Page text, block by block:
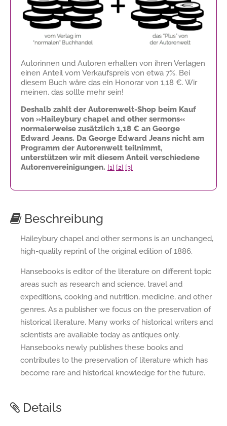
Autorinnen und Autoren erhalten von ihren Verlagen
einen Anteil vom Verkaufspreis von etwa 7%. Bei
diesem Buch wäre das ein Honorar von 1,18 €. Wir
meinen, das sollte mehr sein!
Deshalb zahlt der Autorenwelt-Shop beim Kauf
von »Haileybury chapel and other sermons«
normalerweise zusätzlich 1,18 € an George
Edward Jeans. Da George Edward Jeans nicht am
Programm der Autorenwelt teilnimmt,
unterstützen wir mit diesem Anteil verschiedene
Autorenvereinigungen. [1] [2] [3]
Beschreibung
Haileybury chapel and other sermons is an unchanged,
high-quality reprint of the original edition of 1886.
Hansebooks is editor of the literature on different topic
areas such as research and science, travel and
expeditions, cooking and nutrition, medicine, and other
genres. As a publisher we focus on the preservation of
historical literature. Many works of historical writers and
scientists are available today as antiques only.
Hansebooks newly publishes these books and
contributes to the preservation of literature which has
become rare and historical knowledge for the future.
Details